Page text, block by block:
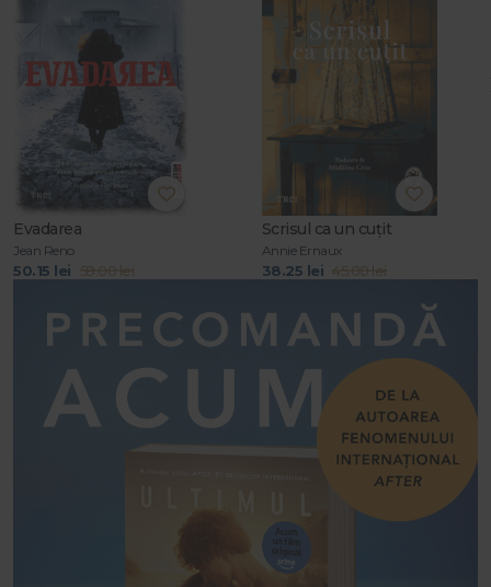
Evadarea
Jean Reno
50.15 lei 59.00 lei
Scrisul ca un cuțit
Annie Ernaux
38.25 lei 45.00 lei